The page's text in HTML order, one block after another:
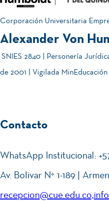
Corporación Universitaria
Alexander Von
SNIES 2840 | Personería
de 2001 | Vigilada MinEducación
Contacto
WhatsApp Institucional:
Av. Bolivar N° 1-189 |